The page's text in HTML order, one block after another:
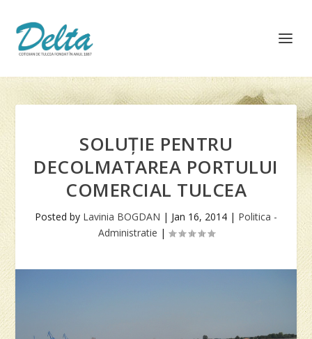
SOLUȚIE PENTRU
DECOLMATAREA PORTULUI
COMERCIAL TULCEA
Posted by Lavinia BOGDAN | Jan 16, 2014 | Politica -
Administratie |